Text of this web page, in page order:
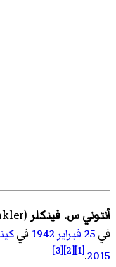
أنتوني س. فينكلر(
في25 فبراير 1942في
2015
.
[1]
[2]
[3]